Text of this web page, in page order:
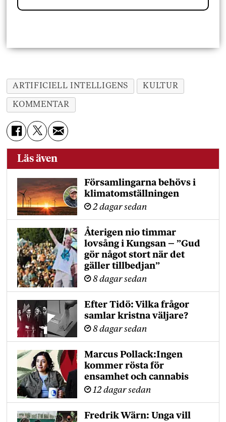
ARTIFICIELL INTELLIGENS KULTUR
KOMMENTAR
Läs även
Församlingarna behövs i
klimatomställningen
2 dagar sedan
Återigen nio timmar
lovsång i Kungsan – ”Gud
gör något stort när det
gäller tillbedjan”
8 dagar sedan
Efter Tidö: Vilka frågor
samlar kristna väljare?
8 dagar sedan
Marcus Pollack:Ingen
kommer rösta för
ensamhet och cannabis
12 dagar sedan
Fredrik Wärn: Unga vill